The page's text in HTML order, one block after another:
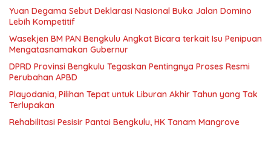
Yuan Degama Sebut Deklarasi Nasional Buka Jalan Domino
Lebih Kompetitif
Wasekjen BM PAN Bengkulu Angkat Bicara terkait Isu Penipuan
Mengatasnamakan Gubernur
DPRD Provinsi Bengkulu Tegaskan Pentingnya Proses Resmi
Perubahan APBD
Playodania, Pilihan Tepat untuk Liburan Akhir Tahun yang Tak
Terlupakan
Rehabilitasi Pesisir Pantai Bengkulu, HK Tanam Mangrove